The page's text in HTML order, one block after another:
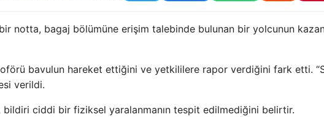
notta, bagaj bölümüne erişim talebinde bulunan bir yolcunun
bavulun hareket ettiğini ve yetkililere rapor verdiğini fark etti.
verildi.
bildiri ciddi bir fiziksel yaralanmanın tespit edilmediğini belirtir.